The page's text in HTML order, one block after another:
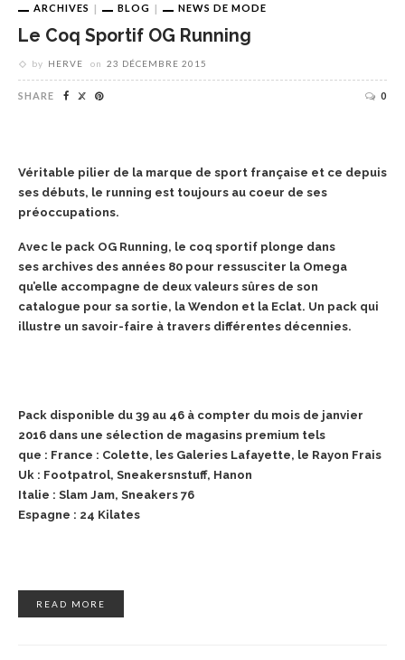
ARCHIVES BLOG NEWS DE MODE
Le Coq Sportif OG Running
by HERVE on 23 DÉCEMBRE 2015
SHARE 0
Véritable pilier de la marque de sport française et ce depuis
ses débuts, le running est toujours au coeur de ses
préoccupations.
Avec le pack OG Running, le coq sportif plonge dans
ses archives des années 80 pour ressusciter la Omega
qu’elle accompagne de deux valeurs sûres de son
catalogue pour sa sortie, la Wendon et la Eclat. Un pack qui
illustre un savoir-faire à travers différentes décennies.
Pack disponible du 39 au 46 à compter du mois de janvier
2016 dans une sélection de magasins premium tels
que : France : Colette, les Galeries Lafayette, le Rayon Frais
Uk : Footpatrol, Sneakersnstuff, Hanon
Italie : Slam Jam, Sneakers 76
Espagne : 24 Kilates
READ MORE